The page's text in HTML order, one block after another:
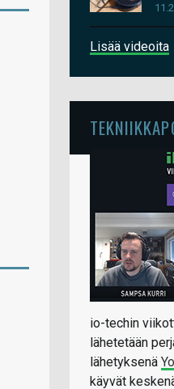
Lisää videoita
io-techin
lähetetään
lähetyksenä
käyvät